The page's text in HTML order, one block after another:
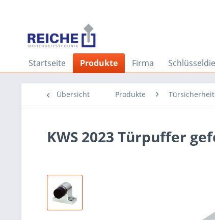
Startseite Produkte Firma
Übersicht Produkte Türsicherheit
KWS 2023 Türpuffer